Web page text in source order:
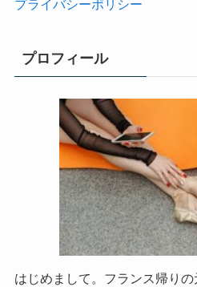
プライバシーポリシー
プロフィール
はじめまして。フランス帰り